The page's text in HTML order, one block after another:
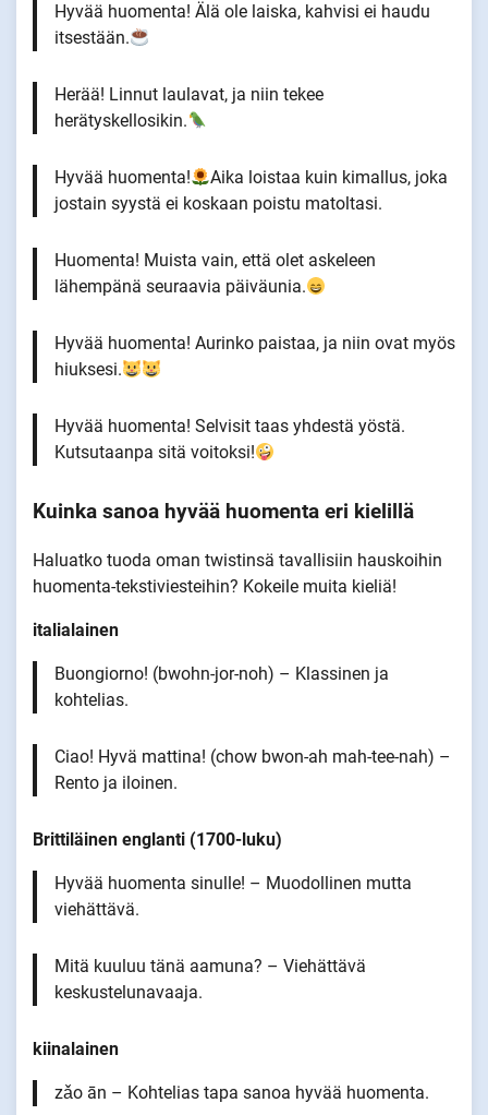
Hyvää huomenta! Älä ole laiska, kahvisi ei haudu
itsestään.
Herää! Linnut laulavat, ja niin tekee
herätyskellosikin.
Hyvää huomenta!
Aika loistaa kuin kimallus, joka
jostain syystä ei koskaan poistu matoltasi.
Huomenta! Muista vain, että olet askeleen
lähempänä seuraavia päiväunia.
Hyvää huomenta! Aurinko paistaa, ja niin ovat myös
hiuksesi.
Hyvää huomenta! Selvisit taas yhdestä yöstä.
Kutsutaanpa sitä voitoksi!
Kuinka sanoa hyvää huomenta eri kielillä
Haluatko tuoda oman twistinsä tavallisiin hauskoihin
huomenta-tekstiviesteihin? Kokeile muita kieliä!
italialainen
Buongiorno! (bwohn-jor-noh) – Klassinen ja
kohtelias.
Ciao! Hyvä mattina! (chow bwon-ah mah-tee-nah) –
Rento ja iloinen.
Brittiläinen englanti (1700-luku)
Hyvää huomenta sinulle! – Muodollinen mutta
viehättävä.
Mitä kuuluu tänä aamuna? – Viehättävä
keskustelunavaaja.
kiinalainen
zǎo ān – Kohtelias tapa sanoa hyvää huomenta.